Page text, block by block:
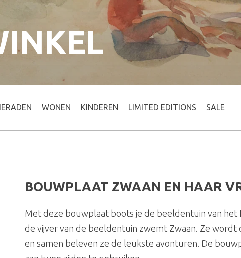
WONEN KINDEREN LIMITED EDITIONS SALE
BOUWPLAAT ZWAAN EN HAAR
Met deze bouwplaat boots je de beeldentuin van
de vijver van de beeldentuin zwemt Zwaan. Ze wordt
en samen beleven ze de leukste avonturen. De